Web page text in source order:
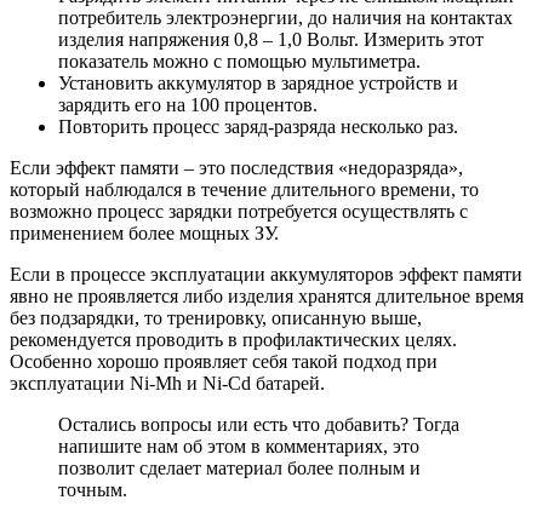
потребитель электроэнергии, до наличия на контактах
изделия напряжения 0,8 – 1,0 Вольт. Измерить этот
показатель можно с помощью мультиметра.
Установить аккумулятор в зарядное устройств и
зарядить его на 100 процентов.
Повторить процесс заряд-разряда несколько раз.
Если эффект памяти – это последствия «недоразряда»,
который наблюдался в течение длительного времени, то
возможно процесс зарядки потребуется осуществлять с
применением более мощных ЗУ.
Если в процессе эксплуатации аккумуляторов эффект памяти
явно не проявляется либо изделия хранятся длительное время
без подзарядки, то тренировку, описанную выше,
рекомендуется проводить в профилактических целях.
Особенно хорошо проявляет себя такой подход при
эксплуатации Ni-Mh и Ni-Cd батарей.
Остались вопросы или есть что добавить? Тогда
напишите нам об этом в комментариях, это
позволит сделает материал более полным и
точным.